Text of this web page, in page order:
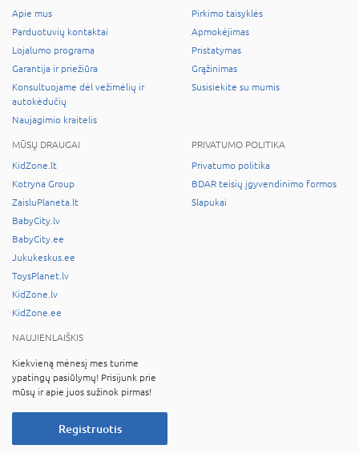
Apie mus
Parduotuvių kontaktai
Lojalumo programa
Garantija ir priežiūra
Konsultuojame dėl vežimėlių ir
autokėdučių
Naujagimio kraitelis
Pirkimo taisyklės
Apmokėjimas
Pristatymas
Grąžinimas
Susisiekite su mumis
MŪSŲ DRAUGAI
KidZone.lt
Kotryna Group
ZaisluPlaneta.lt
BabyCity.lv
BabyCity.ee
Jukukeskus.ee
ToysPlanet.lv
KidZone.lv
KidZone.ee
PRIVATUMO POLITIKA
Privatumo politika
BDAR teisių įgyvendinimo formos
Slapukai
NAUJIENLAIŠKIS
Kiekvieną mėnesį mes turime
ypatingų pasiūlymų! Prisijunk prie
mūsų ir apie juos sužinok pirmas!
Registruotis